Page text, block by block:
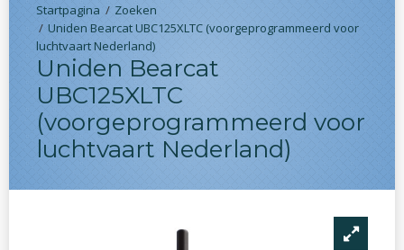
Zoeken
Uniden Bearcat UBC125XLTC (voorgeprogrammeerd voor
luchtvaart Nederland)
Uniden Bearcat
UBC125XLTC
(voorgeprogrammeerd voor
luchtvaart Nederland)